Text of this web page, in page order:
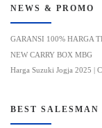
NEWS & PROMO
GARANSI 100% HARGA
NEW CARRY BOX MBG
Harga Suzuki Jogja 2025 |
BEST SALESMAN